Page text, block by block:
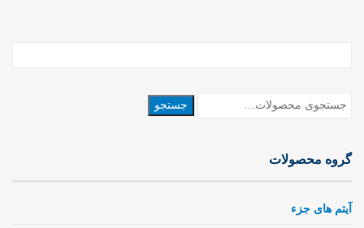
جستجو
گروه محصولات
آیتم های جزء